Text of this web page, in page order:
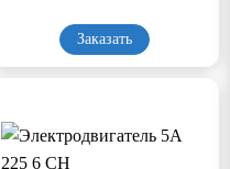
Заказать